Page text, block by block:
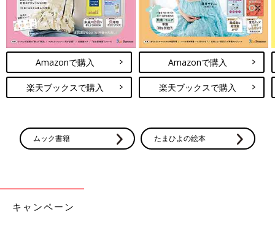
Amazonで購入
楽天ブックスで購入
Amazonで購入
楽天ブックスで購入
ムック書籍 たまひよの絵本
キャンペーン